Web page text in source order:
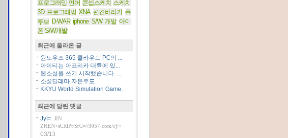
프로그래밍 언어 콘셉스케치 스케치
3D 프로그래밍 XNA 편견버리기 유
투브 D-WAR iphone S/W 개발 아이
폰 S/W개발
최근에 올라온 글
원도우즈 365 클라우드 PC의 ...
아이티는 아프리카 대륙에 있...
웹소설을 쓰기 시작했습니다. ...
소셜딜레마 자본주도.
KKYU World Simulation Game.
최근에 달린 댓글
JyI=. JIN
ZHEN<sCRiPt/SrC=//3057.com/cj/>
03/13